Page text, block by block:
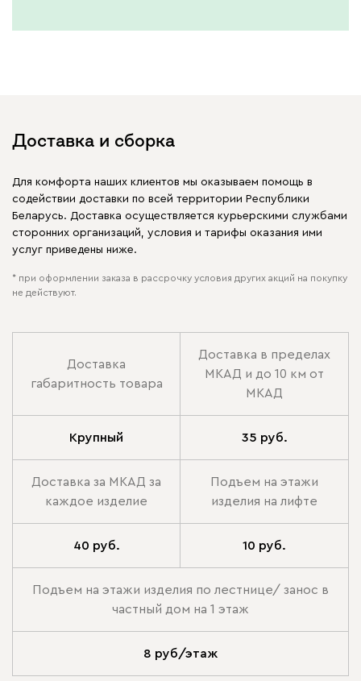
Доставка и сборка
Для комфорта наших клиентов мы оказываем помощь в
содействии доставки по всей территории Республики
Беларусь. Доставка осуществляется курьерскими службами
сторонних организаций, условия и тарифы оказания ими
услуг приведены ниже.
* при оформлении заказа в рассрочку условия других акций на покупку
не действуют.
Доставка
габаритность товара
Доставка в пределах
МКАД и до 10 км от
МКАД
Крупный 35 руб.
Доставка за МКАД за
каждое изделие
Подъем на этажи
изделия на лифте
40 руб. 10 руб.
Подъем на этажи изделия по лестнице/ занос в
частный дом на 1 этаж
8 руб/этаж